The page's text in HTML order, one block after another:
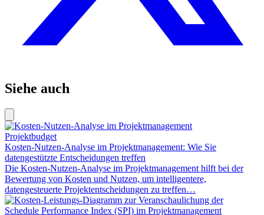
Siehe auch
Projektbudget
Kosten-Nutzen-Analyse im Projektmanagement: Wie Sie
datengestützte Entscheidungen treffen
Die Kosten-Nutzen-Analyse im Projektmanagement hilft bei der
Bewertung von Kosten und Nutzen, um intelligentere,
datengesteuerte Projektentscheidungen zu treffen…